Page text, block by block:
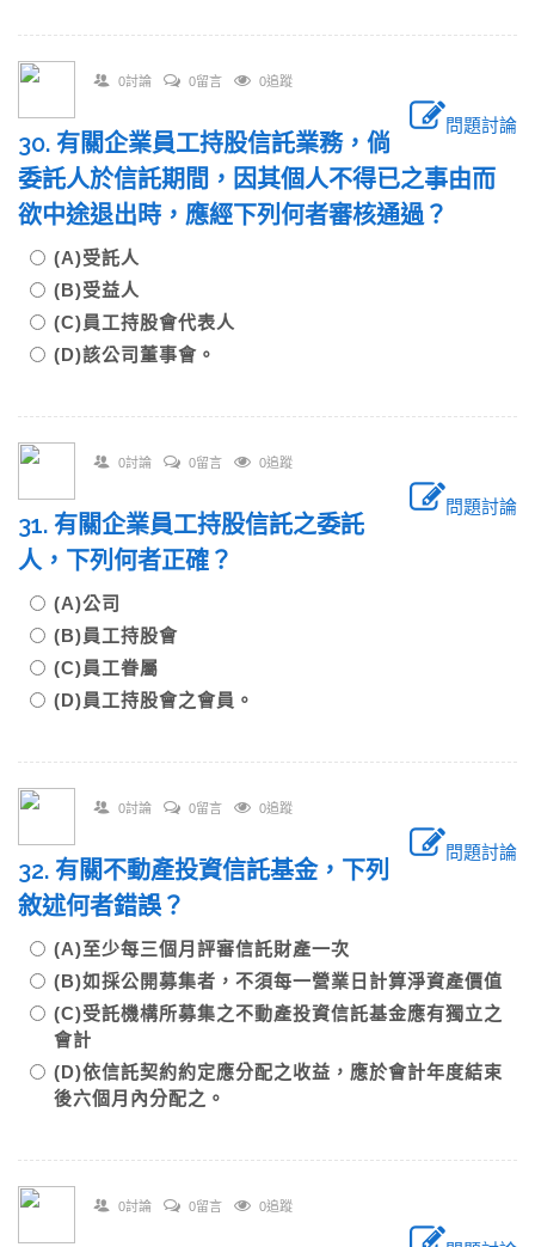
0討論 0留言 0追蹤
問題討論
30. 有關企業員工持股信託業務，倘
委託人於信託期間，因其個人不得已之事由而
欲中途退出時，應經下列何者審核通過？
(A)受託人
(B)受益人
(C)員工持股會代表人
(D)該公司董事會。
0討論 0留言 0追蹤
問題討論
31. 有關企業員工持股信託之委託
人，下列何者正確？
(A)公司
(B)員工持股會
(C)員工眷屬
(D)員工持股會之會員。
0討論 0留言 0追蹤
問題討論
32. 有關不動產投資信託基金，下列
敘述何者錯誤？
(A)至少每三個月評審信託財產一次
(B)如採公開募集者，不須每一營業日計算淨資產價值
(C)受託機構所募集之不動產投資信託基金應有獨立之
會計
(D)依信託契約約定應分配之收益，應於會計年度結束
後六個月內分配之。
0討論 0留言 0追蹤